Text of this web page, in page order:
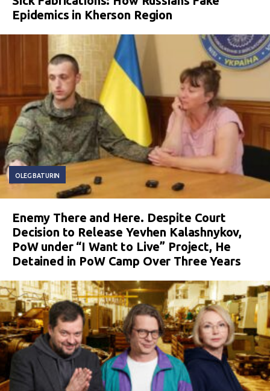
Epidemics in Kherson Region
OLEG BATURIN
Enemy There and Here. Despite Court
Decision to Release Yevhen Kalashnykov,
PoW under “I Want to Live” Project, He
Detained in PoW Camp Over Three Years